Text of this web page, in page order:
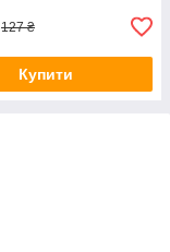
127 ₴
Купити